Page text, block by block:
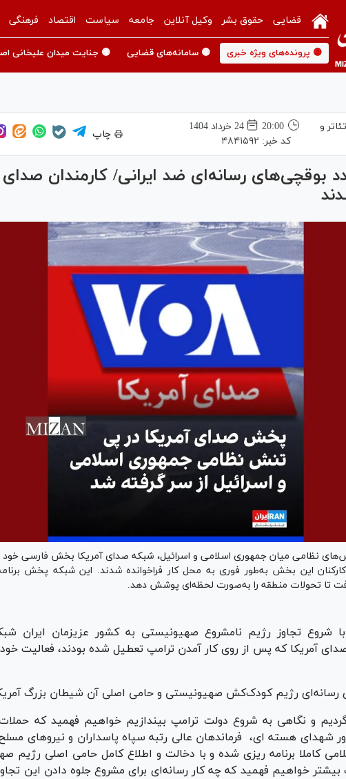
قضایی حقوق بشر وکیل آنلاین جامعه سیاست اقتصاد فرهنگی
🟡 پرونده‌های ویژه خبری 🟡 سامانه‌های قضایی 🟡 جنایت میدان علیخانی
و
20:00
24 خرداد 1404
کد خبر: ۴۸۴۱۵۹۲
چاپ
بوقچی‌های رسانه‌ای ضد ایرانی/ کارمندان صدای
نظامی میان جمهوری اسلامی و اسرائیل، شبکه صدای آمریکا بخش فارسی خود
این بخش به‌طور فوری به محل کار فراخوانده شدند. این شبکه پخش
تا تحولات منطقه را به‌صورت لحظه‌ای پوشش دهد.
با شروع تجاوز رژیم نامشروع صهیونیستی به کشور عزیزمان ایران
آمریکا که پس از روی کار آمدن ترامپ تعطیل شده بودند، فعالیت
رسانه‌ای رژیم کودک‌کش صهیونیستی و حامی اصلی آن شیطان بزرگ
و نگاهی به شروع دولت ترامپ بیندازیم خواهیم فهمید که حملات
شهدای هسته ای، فرماندهان عالی رتبه سپاه پاسداران و نیروهای
کاملا برنامه ریزی شده و با دخالت و اطلاع کامل حامی اصلی رژیم
خواهیم فهمید که چه کار رسانه‌ای برای مشروع جلوه دادن این